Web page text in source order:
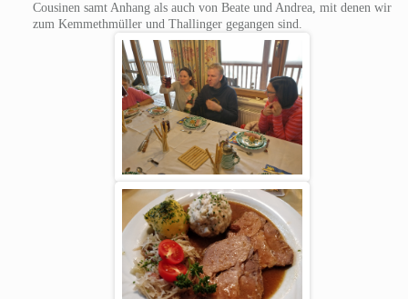
Cousinen samt Anhang als auch von Beate und Andrea, mit denen wir
zum Kemmethmüller und Thallinger gegangen sind.